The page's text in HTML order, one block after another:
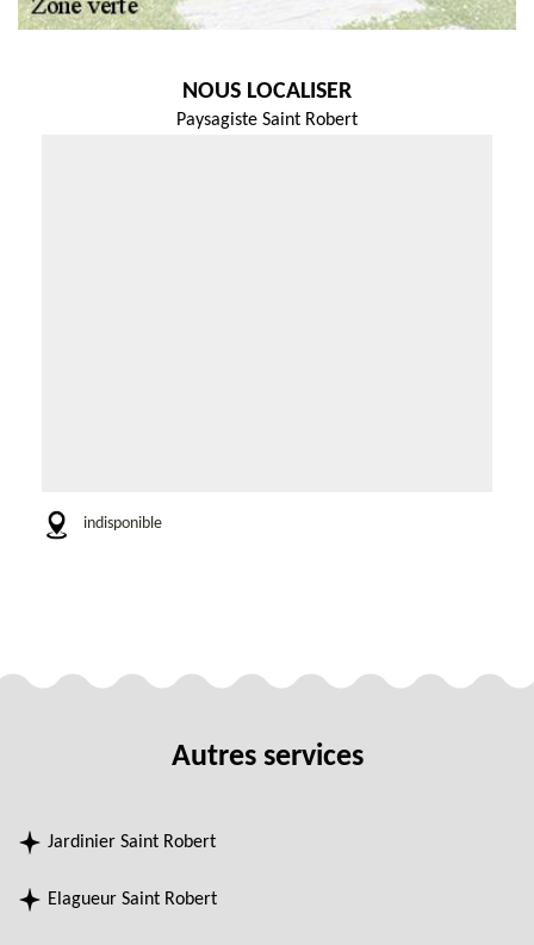
NOUS LOCALISER
Paysagiste Saint Robert
indisponible
Autres services
Jardinier Saint Robert
Elagueur Saint Robert